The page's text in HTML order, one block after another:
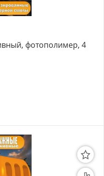
фотополимер, 4